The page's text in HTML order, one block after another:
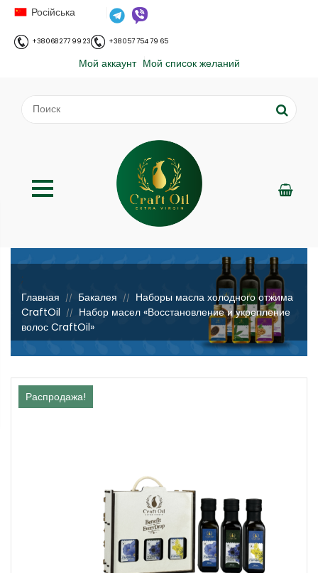
Російська
+38 068 277 99 23 +38 057 754 79 65
Мой аккаунт Мой список желаний
;
Главная
// Бакалея //
Наборы масла холодного отжима
CraftOil
//
Набор масел «Восстановление и укрепление
волос CraftOil»
Распродажа!